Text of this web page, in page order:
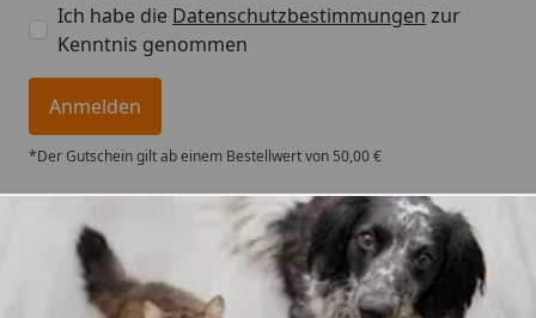
Ich habe die Datenschutzbestimmungen zur
Kenntnis genommen
Anmelden
*Der Gutschein gilt ab einem Bestellwert von 50,00 €
Trusted Shops